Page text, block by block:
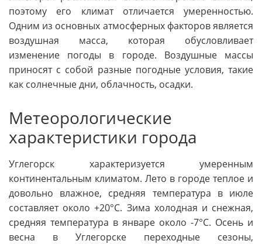
поэтому его климат отличается умеренностью.
Одним из основных атмосферных факторов является
воздушная масса, которая обусловливает
изменение погоды в городе. Воздушные массы
приносят с собой разные погодные условия, такие
как солнечные дни, облачность, осадки.
Метеорологические
характеристики города
Углегорск характеризуется умеренным
континентальным климатом. Лето в городе теплое и
довольно влажное, средняя температура в июле
составляет около +20°C. Зима холодная и снежная,
средняя температура в январе около -7°C. Осень и
весна в Углегорске переходные сезоны,